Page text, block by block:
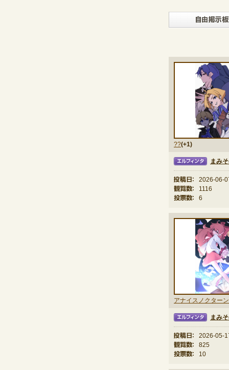
??(+1)
まみ
投稿日：
2026-06-
観覧数：
1116
投票数：
6
アナイスノクターン
まみ
投稿日：
2026-05-
観覧数：
825
投票数：
10